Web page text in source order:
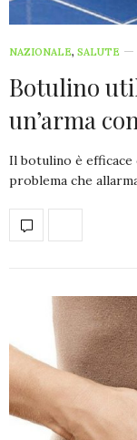
NAZIONALE, SALUTE
Botulino
un’arma
Il botulino è
problema che